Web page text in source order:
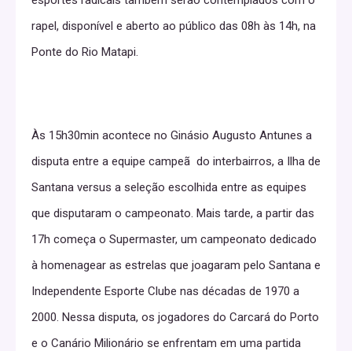
rapel, disponível e aberto ao público das 08h às 14h, na
Ponte do Rio Matapi.
Às 15h30min acontece no Ginásio Augusto Antunes a
disputa entre a equipe campeã do interbairros, a Ilha de
Santana versus a seleção escolhida entre as equipes
que disputaram o campeonato. Mais tarde, a partir das
17h começa o Supermaster, um campeonato dedicado
à homenagear as estrelas que joagaram pelo Santana e
Independente Esporte Clube nas décadas de 1970 a
2000. Nessa disputa, os jogadores do Carcará do Porto
e o Canário Milionário se enfrentam em uma partida